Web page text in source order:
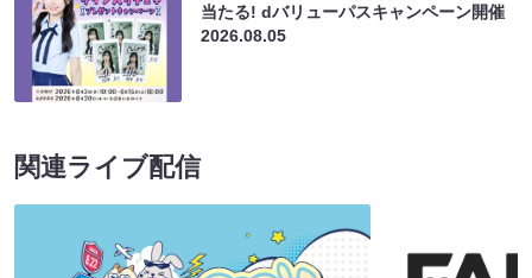
当たる! dバリューパスキャンペーン開催
2026.08.05
関連ライブ配信